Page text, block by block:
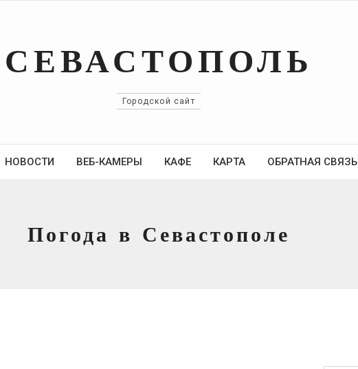
СЕВАСТОПОЛЬ
Городской сайт
НОВОСТИ ВЕБ-КАМЕРЫ КАФЕ КАРТА ОБРАТНАЯ СВЯЗЬ
Погода в Севастополе